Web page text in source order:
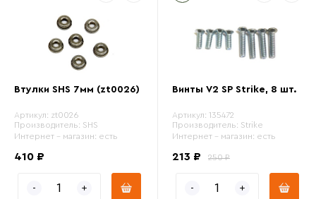
Втулки SHS 7мм (zt0026)
Артикул: zt0026
Производитель: SHS
Интернет - магазин: есть
410 ₽
Винты V2 SP Strike, 8 шт.
Артикул: 135472
Производитель: Strike
Интернет - магазин: есть
250 ₽
213 ₽